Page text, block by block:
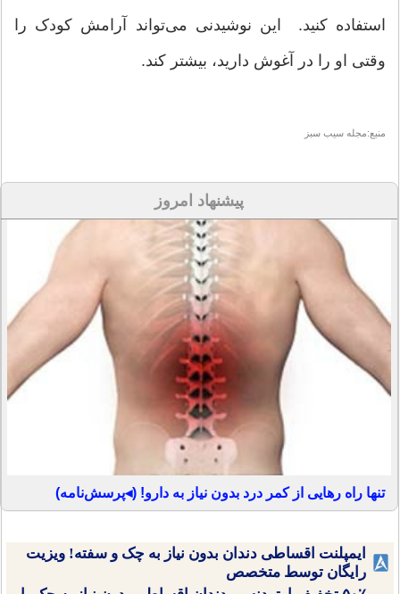
استفاده کنید. این نوشیدنی می‌تواند آرامش کودک را
وقتی او را در آغوش دارید، بیشتر کند.
منبع:مجله سیب سبز
پیشنهاد امروز
تنها راه رهایی از کمر درد بدون نیاز به دارو! (◂پرسش‌نامه)
ایمپلنت اقساطی دندان بدون نیاز به چک و سفته! ویزیت
رایگان توسط متخصص